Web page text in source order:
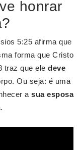
honrar
5:25 afirma que
forma que Cristo
traz que ele deve
Ou seja: é uma
a sua esposa